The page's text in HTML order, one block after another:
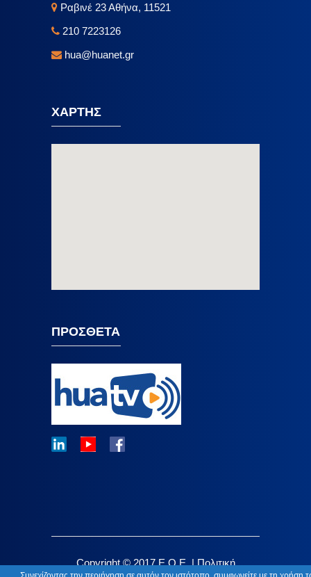
Ραβινέ 23 Αθήνα, 11521
210 7223126
hua@huanet.gr
ΧΑΡΤΗΣ
ΠΡΟΣΘΕΤΑ
Copyright © 2017 E.O.E. |Πολιτική